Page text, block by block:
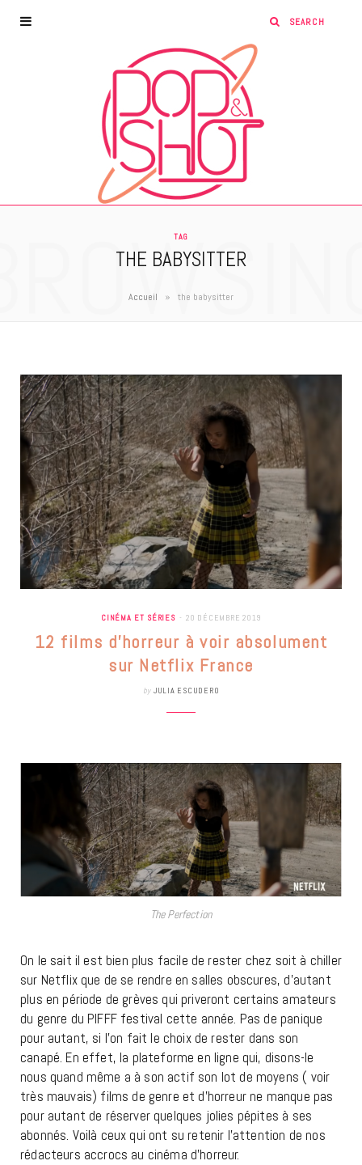
TAG
THE BABYSITTER
Accueil » the babysitter
CINÉMA ET SÉRIES 20 DÉCEMBRE 2019
12 films d’horreur à voir absolument
sur Netflix France
by JULIA ESCUDERO
The Perfection
On le sait il est bien plus facile de rester chez soit à chiller
sur Netflix que de se rendre en salles obscures, d’autant
plus en période de grèves qui priveront certains amateurs
du genre du PIFFF festival cette année. Pas de panique
pour autant, si l’on fait le choix de rester dans son
canapé. En effet, la plateforme en ligne qui, disons-le
nous quand même a à son actif son lot de moyens ( voir
très mauvais) films de genre et d’horreur ne manque pas
pour autant de réserver quelques jolies pépites à ses
abonnés. Voilà ceux qui ont su retenir l’attention de nos
rédacteurs accrocs au cinéma d’horreur.